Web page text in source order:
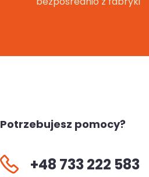
Potrzebujesz pomocy?
+48 733 222 583